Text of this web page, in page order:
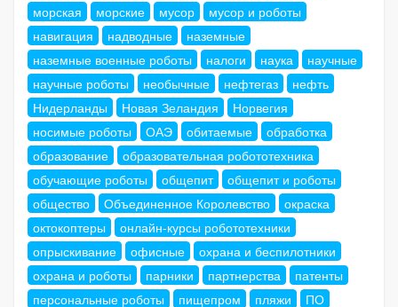
морская
морские мусор
мусор и роботы
навигация
надводные
наземные
наземные военные роботы
налоги наука
научные
научные роботы
необычные нефтегаз
нефть
Нидерланды
Новая Зеландия
Норвегия
носимые роботы
ОАЭ обитаемые
обработка
образование
образовательная робототехника
обучающие роботы
общепит
общепит и роботы
общество
Объединенное Королевство
окраска
октокоптеры
онлайн-курсы робототехники
опрыскивание
офисные
охрана и беспилотники
охрана и роботы
парники партнерства
патенты
персональные роботы
пищепром пляжи
ПО